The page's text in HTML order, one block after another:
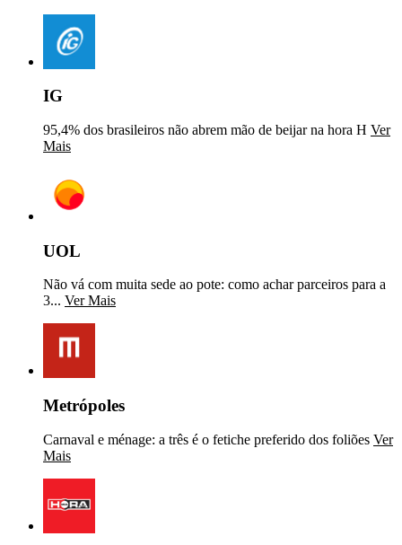
IG
95,4% dos brasileiros não abrem mão de beijar na hora H Ver
Mais
UOL
Não vá com muita sede ao pote: como achar parceiros para a
3... Ver Mais
Metrópoles
Carnaval e ménage: a três é o fetiche preferido dos foliões Ver
Mais